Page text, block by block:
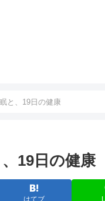
と、19日の健康
19日の健康
はてブ